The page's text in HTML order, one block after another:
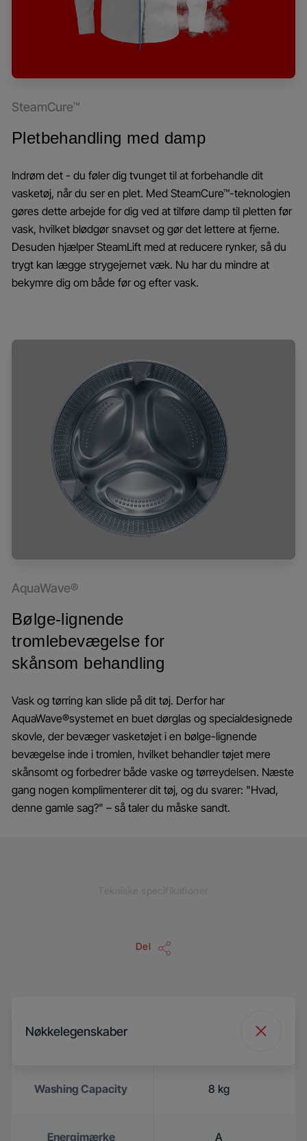
SteamCure™
Pletbehandling med damp
Indrøm det - du føler dig tvunget til at forbehandle dit
vasketøj, når du ser en plet. Med SteamCure™-teknologien
gøres dette arbejde for dig ved at tilføre damp til pletten før
vask, hvilket blødgør snavset og gør det lettere at fjerne.
Desuden hjælper SteamLift med at reducere rynker, så du
trygt kan lægge strygejernet væk. Nu har du mindre at
bekymre dig om både før og efter vask.
AquaWave®
Bølge-lignende
tromlebevægelse for
skånsom behandling
Vask og tørring kan slide på dit tøj. Derfor har
AquaWave®systemet en buet dørglas og specialdesignede
skovle, der bevæger vasketøjet i en bølge-lignende
bevægelse inde i tromlen, hvilket behandler tøjet mere
skånsomt og forbedrer både vaske og tørreydelsen. Næste
gang nogen komplimenterer dit tøj, og du svarer: "Hvad,
denne gamle sag?" – så taler du måske sandt.
Del
Nøkkelegenskaber
Washing Capacity 8 kg
Energimærke A